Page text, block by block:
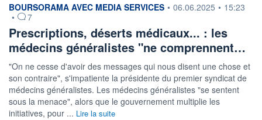
information fournie par
BOURSORAMA AVEC MEDIA SERVICES • 06.06.2025 • 15:23
•
7
Prescriptions, déserts médicaux... : les
médecins généralistes "ne comprennent…
"On ne cesse d'avoir des messages qui nous disent une chose et
son contraire", s'impatiente la présidente du premier syndicat de
médecins généralistes. Les médecins généralistes "se sentent
sous la menace", alors que le gouvernement multiplie les
initiatives, pour ... Lire la suite